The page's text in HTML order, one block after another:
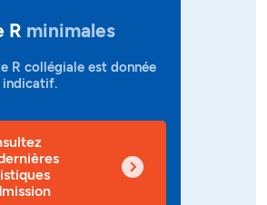
R minimales
R collégiale est donnée